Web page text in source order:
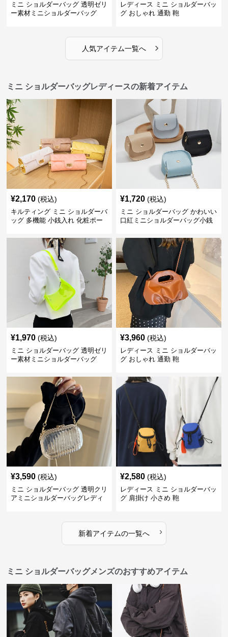
ミニ ショルダーバッグ 透明ゼリ
ー素材ミニショルダーバッグ
レディース ミニ ショルダーバッ
グ おしゃれ 通勤 鞄
人気アイテム一覧へ ›
ミニ ショルダーバッグレディースの新着アイテム
¥2,170 (税込)
キルティング ミニ ショルダーバ
ッグ 多機能 小銭入れ 化粧ポー
¥1,720 (税込)
ミニ ショルダーバッグ かわいい
口紅ミニショルダーバッグ小銭
¥1,970 (税込)
ミニ ショルダーバッグ 透明ゼリ
ー素材ミニショルダーバッグ
¥3,960 (税込)
レディース ミニ ショルダーバッ
グ おしゃれ 通勤 鞄
¥3,590 (税込)
ミニ ショルダーバッグ 透明クリ
アミニショルダーバッグレディ
¥2,580 (税込)
レディース ミニ ショルダーバッ
グ 肩掛け 小さめ 鞄
新着アイテムの一覧へ ›
ミニ ショルダーバッグメンズのおすすめアイテム